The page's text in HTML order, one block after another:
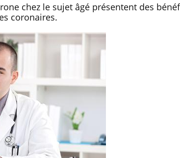
chez le sujet âgé présentent des
coronaires.
Grossesse et chaleur : ce
que dit la science